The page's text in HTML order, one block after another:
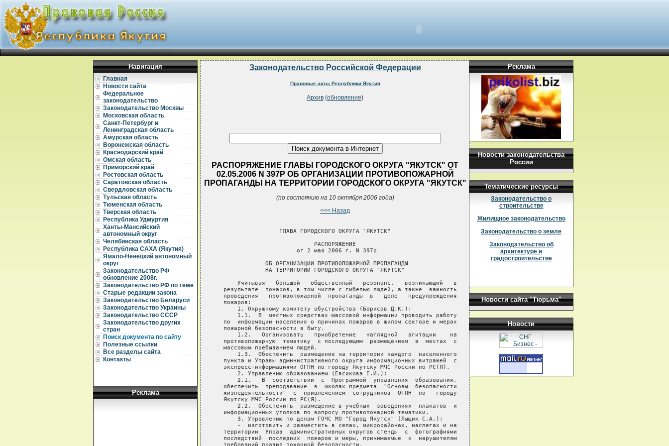
Навигация
Главная
Новости сайта
Федеральное
законодательство
Законодательство Москвы
Московская область
Санкт-Петербург и
Ленинградская область
Амурская область
Воронежская область
Краснодарский край
Омская область
Приморский край
Ростовская область
Саратовская область
Свердловская область
Тульская область
Тюменская область
Тверская область
Республика Удмуртия
Ханты-Мансийский
автономный округ
Челябинская область
Республика САХА (Якутия)
Ямало-Ненецкий автономный
округ
Законодательство РФ
обновление 2008г.
Законодательство РФ по теме
Старые редакции закона
Законодательство Беларуси
Законодательство Украины
Законодательство СССР
Законодательство других
стран
Поиск документа по сайту
Полезные ссылки
Все разделы сайта
Контакты
Реклама
Законодательство Российской Федерации
Правовые акты Республики Якутия
Архив (обновление)
РАСПОРЯЖЕНИЕ ГЛАВЫ ГОРОДСКОГО ОКРУГА "ЯКУТСК" ОТ
02.05.2006 N 397Р ОБ ОРГАНИЗАЦИИ ПРОТИВОПОЖАРНОЙ
ПРОПАГАНДЫ НА ТЕРРИТОРИИ ГОРОДСКОГО ОКРУГА "ЯКУТСК"
(по состоянию на 10 октября 2006 года)
<<< Назад
                   ГЛАВА ГОРОДСКОГО ОКРУГА "ЯКУТСК"
                             РАСПОРЯЖЕНИЕ
                        от 2 мая 2006 г. N 397р
               ОБ ОРГАНИЗАЦИИ ПРОТИВОПОЖАРНОЙ ПРОПАГАНДЫ
               НА ТЕРРИТОРИИ ГОРОДСКОГО ОКРУГА "ЯКУТСК"
       Учитывая   большой   общественный   резонанс,   возникающий   в
   результате  пожаров, в том числе с гибелью людей, а также  важность
   проведения   противопожарной  пропаганды  в   деле   предупреждения
   пожаров:
       1. Окружному комитету обустройства (Борисов Д.К.):
       1.1.  В  местных средствах массовой информации проводить работу
   по  информации населения о причинах пожаров в жилом секторе и мерах
   пожарной безопасности в быту.
       1.2.   Организовать   приобретение   наглядной   агитации    на
   противопожарную  тематику  с последующим  размещением  в  местах  с
   массовым пребыванием людей.
       1.3.  Обеспечить  размещение на территории каждого  населенного
   пункта и Управы административного округа информационных витражей  с
   экспресс-информациями ОГПН по городу Якутску МЧС России по РС(Я).
       2. Управлению образованием (Евсикова Е.И.):
       2.1.   В  соответствии  с  Программой  управления  образования,
   обеспечить  преподавание  в  школах предмета  "Основы  безопасности
   жизнедеятельности"  с  привлечением  сотрудников  ОГПН  по   городу
   Якутску МЧС России по РС(Я).
       2.2.  Обеспечить  размещение в учебных  заведениях  плакатов  и
   информационных уголков по вопросу противопожарной тематики.
       3. Управлению по делам ГОЧС МО "Город Якутск" (Лыщик С.А.):
       -  изготовить и разместить в селах, микрорайонах, наслегах и на
   территории  Управ  административных округов стенды  с  фотографиями
   последствий  последних  пожаров и меры, принимаемые  к  нарушителям
   требований правил пожарной безопасности.
Реклама
Новости законодательства
России
Тематические ресурсы
Законодательство о
строительстве
Жилищное законодательство
Законодательство о земле
Законодательство об
архитектуре и
градостроительстве
Новости сайта "Тюрьма"
Новости